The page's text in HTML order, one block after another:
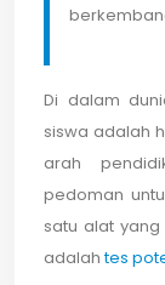
Di dalam
siswa adalah
arah
pedoman
satu alat
adalahtes